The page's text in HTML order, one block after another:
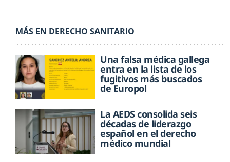
MÁS EN DERECHO SANITARIO
Una falsa médica gallega
entra en la lista de los
fugitivos más buscados
de Europol
La AEDS consolida seis
décadas de liderazgo
español en el derecho
médico mundial